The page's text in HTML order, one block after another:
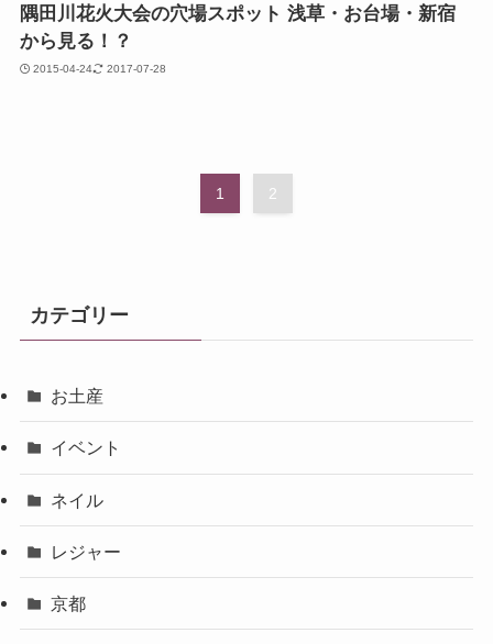
隅田川花火大会の穴場スポット 浅草・お台場・新宿
から見る！？
2015-04-24 2017-07-28
1 2
カテゴリー
お土産
イベント
ネイル
レジャー
京都